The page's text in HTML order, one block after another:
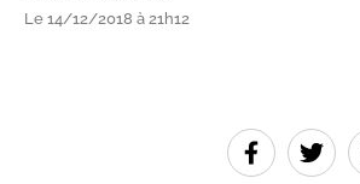
Le 14/12/2018 à 21h12